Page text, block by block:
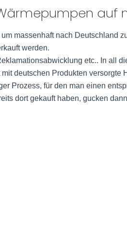
auf
massenhaft nach Deutschland
werden.
etc.. In all
deutschen Produkten versorgte
Prozess, für den man einen
dort gekauft haben, gucken